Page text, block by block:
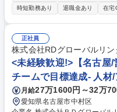
ィキャップはありません。 【具体的な業務内容】■経営層・関係部門との
連携による全社的なセキュリテ
キュリティ対応推進 ■仕入先向
支援、啓発活動 ■サイバー攻撃
築、訓練の実施 【使用ツール】
SM、内部情報漏えいシステム、SOCなど 募集職種 162
イバーセキュリティ/実務未経
時短勤務あり
退職金あり 在宅
正社員
株式会社RDグローバルリン
<未経験歓迎!>【名古
チームで目標達成- 人材
月給27万1600円～32万
愛知県名古屋市中村区